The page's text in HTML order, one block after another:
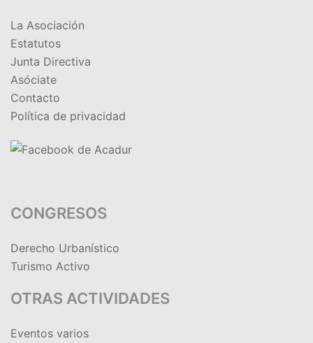
La Asociación
Estatutos
Junta Directiva
Asóciate
Contacto
Política de privacidad
CONGRESOS
Derecho Urbanístico
Turismo Activo
OTRAS ACTIVIDADES
Eventos varios